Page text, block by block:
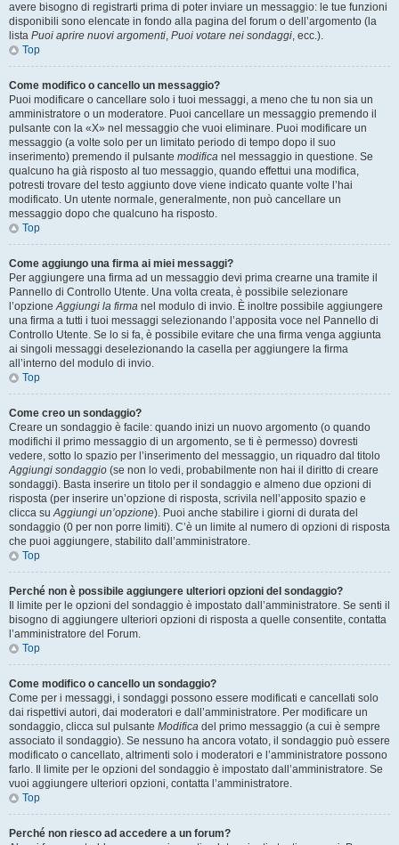
avere bisogno di registrarti prima di poter inviare un messaggio: le tue funzioni
disponibili sono elencate in fondo alla pagina del forum o dell’argomento (la
lista Puoi aprire nuovi argomenti, Puoi votare nei sondaggi, ecc.).
Top
Come modifico o cancello un messaggio?
Puoi modificare o cancellare solo i tuoi messaggi, a meno che tu non sia un
amministratore o un moderatore. Puoi cancellare un messaggio premendo il
pulsante con la «X» nel messaggio che vuoi eliminare. Puoi modificare un
messaggio (a volte solo per un limitato periodo di tempo dopo il suo
inserimento) premendo il pulsante modifica nel messaggio in questione. Se
qualcuno ha già risposto al tuo messaggio, quando effettui una modifica,
potresti trovare del testo aggiunto dove viene indicato quante volte l’hai
modificato. Un utente normale, generalmente, non può cancellare un
messaggio dopo che qualcuno ha risposto.
Top
Come aggiungo una firma ai miei messaggi?
Per aggiungere una firma ad un messaggio devi prima crearne una tramite il
Pannello di Controllo Utente. Una volta creata, è possibile selezionare
l’opzioneAggiungi la firma nel modulo di invio. È inoltre possibile aggiungere
una firma a tutti i tuoi messaggi selezionando l’apposita voce nel Pannello di
Controllo Utente. Se lo si fa, è possibile evitare che una firma venga aggiunta
ai singoli messaggi deselezionando la casella per aggiungere la firma
all’interno del modulo di invio.
Top
Come creo un sondaggio?
Creare un sondaggio è facile: quando inizi un nuovo argomento (o quando
modifichi il primo messaggio di un argomento, se ti è permesso) dovresti
vedere, sotto lo spazio per l’inserimento del messaggio, un riquadro dal titolo
Aggiungi sondaggio (se non lo vedi, probabilmente non hai il diritto di creare
sondaggi). Basta inserire un titolo per il sondaggio e almeno due opzioni di
risposta (per inserire un’opzione di risposta, scrivila nell’apposito spazio e
clicca suAggiungi un’opzione). Puoi anche stabilire i giorni di durata del
sondaggio (0 per non porre limiti). C’è un limite al numero di opzioni di risposta
che puoi aggiungere, stabilito dall’amministratore.
Top
Perché non è possibile aggiungere ulteriori opzioni del sondaggio?
Il limite per le opzioni del sondaggio è impostato dall’amministratore. Se senti il
bisogno di aggiungere ulteriori opzioni di risposta a quelle consentite, contatta
l’amministratore del Forum.
Top
Come modifico o cancello un sondaggio?
Come per i messaggi, i sondaggi possono essere modificati e cancellati solo
dai rispettivi autori, dai moderatori e dall’amministratore. Per modificare un
sondaggio, clicca sul pulsante Modifica del primo messaggio (a cui è sempre
associato il sondaggio). Se nessuno ha ancora votato, il sondaggio può essere
modificato o cancellato, altrimenti solo i moderatori e l’amministratore possono
farlo. Il limite per le opzioni del sondaggio è impostato dall’amministratore. Se
vuoi aggiungere ulteriori opzioni, contatta l’amministratore.
Top
Perché non riesco ad accedere a un forum?